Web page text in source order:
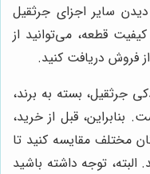
سایر اجزای جرثقیل
قطعه، می‌توانید از
فروش دریافت کنید.
جرثقیل، بسته به برند،
قبل از خرید،
مختلف مقایسه کنید تا
البته، توجه داشته باشید